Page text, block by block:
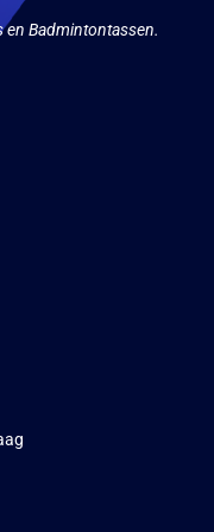
Badmintontassen.